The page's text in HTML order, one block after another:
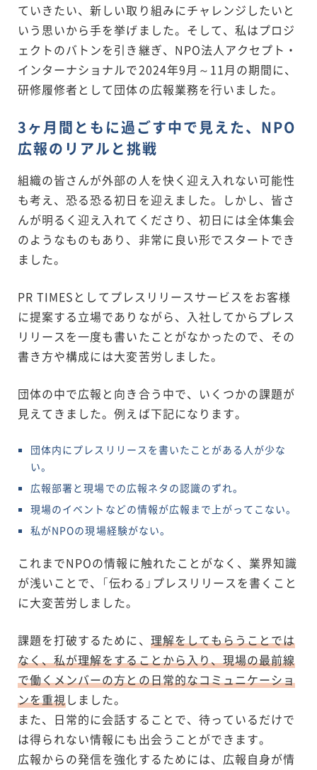
ていきたい、新しい取り組みにチャレンジしたいと
いう思いから手を挙げました。そして、私はプロジ
ェクトのバトンを引き継ぎ、NPO法人アクセプト・
インターナショナルで2024年9月～11月の期間に、
研修履修者として団体の広報業務を行いました。
3ヶ月間ともに過ごす中で見えた、NPO
広報のリアルと挑戦
組織の皆さんが外部の人を快く迎え入れない可能性
も考え、恐る恐る初日を迎えました。しかし、皆さ
んが明るく迎え入れてくださり、初日には全体集会
のようなものもあり、非常に良い形でスタートでき
ました。
PR TIMESとしてプレスリリースサービスをお客様
に提案する立場でありながら、入社してからプレス
リリースを一度も書いたことがなかったので、その
書き方や構成には大変苦労しました。
団体の中で広報と向き合う中で、いくつかの課題が
見えてきました。例えば下記になります。
団体内にプレスリリースを書いたことがある人が少な
い。
広報部署と現場での広報ネタの認識のずれ。
現場のイベントなどの情報が広報まで上がってこない。
私がNPOの現場経験がない。
これまでNPOの情報に触れたことがなく、業界知識
が浅いことで、「伝わる」プレスリリースを書くこと
に大変苦労しました。
課題を打破するために、 理解をしてもらうことでは
なく、私が理解をすることから入り、現場の最前線
で働くメンバーの方との日常的なコミュニケーショ
ンを重視しました。
また、日常的に会話することで、待っているだけで
は得られない情報にも出会うことができます。
広報からの発信を強化するためには、広報自身が情